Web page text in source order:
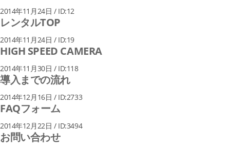
2014年11月24日 / ID:12
レンタルTOP
2014年11月24日 / ID:19
HIGH SPEED CAMERA
2014年11月30日 / ID:118
導入までの流れ
2014年12月16日 / ID:2733
FAQフォーム
2014年12月22日 / ID:3494
お問い合わせ